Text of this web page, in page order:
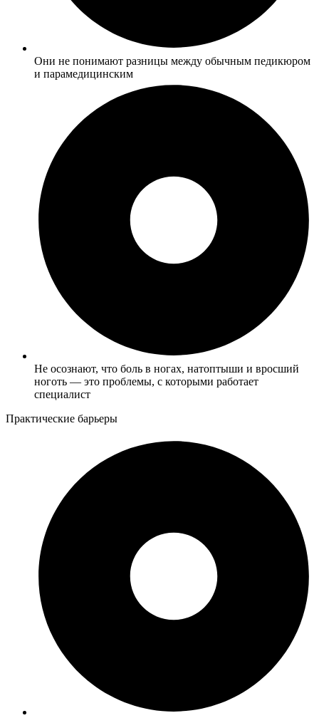
Они не понимают разницы между обычным педикюром
и парамедицинским
Не осознают, что боль в ногах, натоптыши и вросший
ноготь — это проблемы, с которыми работает
специалист
Практические барьеры